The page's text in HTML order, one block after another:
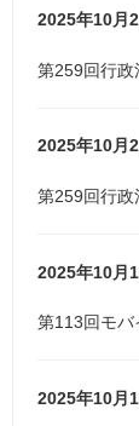
2025年10月
第259回行
2025年10月
第259回行
2025年10月
第113回モ
2025年10月